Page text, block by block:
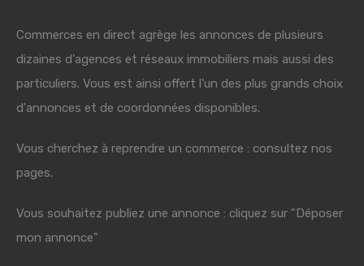
Commerces en direct agrège les annonces de plusieurs
dizaines d'agences et réseaux immobiliers mais aussi des
particuliers. Vous est ainsi offert l'un des plus grands choix
d'annonces et de coordonnées disponibles.
Vous cherchez à reprendre un commerce : consultez nos
pages.
Vous souhaitez publiez une annonce : cliquez sur "Déposer
mon annonce"